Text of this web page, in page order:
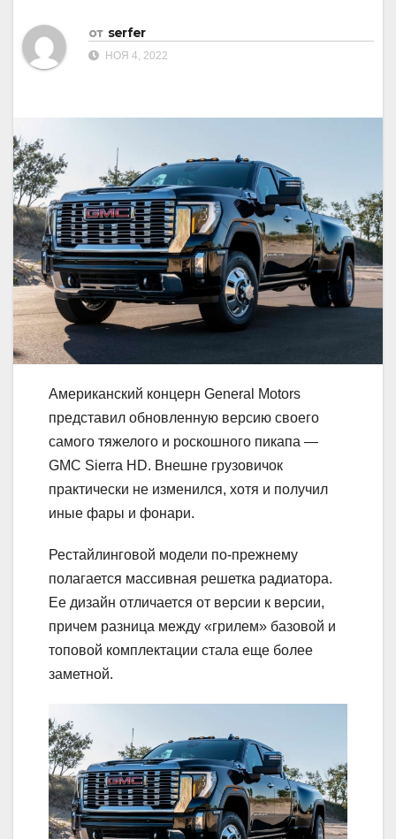
от serfer
НОЯ 4, 2022
Американский концерн General Motors
представил обновленную версию своего
самого тяжелого и роскошного пикапа —
GMC Sierra HD. Внешне грузовичок
практически не изменился, хотя и получил
иные фары и фонари.
Рестайлинговой модели по-прежнему
полагается массивная решетка радиатора.
Ее дизайн отличается от версии к версии,
причем разница между «грилем» базовой и
топовой комплектации стала еще более
заметной.